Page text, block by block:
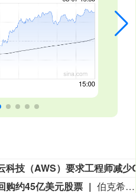
购约45亿美元股票
伯克希尔第二季度斥资约45亿美元回购自身股票，并在期内买入近200亿美元股票，显示首席执行官阿贝尔正将公司庞大的现金储备更多投入市场。 伯克希尔第一季度开始回购股票，为一年多来的首次。阿贝尔今年早些时候表示，公司重新启动回购，是因为管理层认为股票的“内在价值”高于其市场价格。 CFRA Research分析师Cathy Seifert表示：“投资者会受到回购举措的鼓舞。这也是Greg接掌公司并彰显其主导地位的一种方式。” 此次股票回购为股东带来了自2021年以来规模最大的季度资本回报。伯克希尔第二季度现金储备降至3655亿美元，低于前一季度的约3970亿美元。